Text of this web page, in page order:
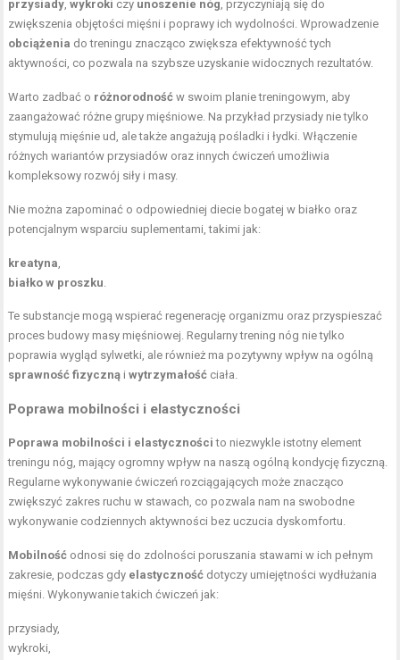
przysiady,wykroki czy unoszenie nóg, przyczyniają się do
zwiększenia objętości mięśni i poprawy ich wydolności. Wprowadzenie
obciążenia do treningu znacząco zwiększa efektywność tych
aktywności, co pozwala na szybsze uzyskanie widocznych rezultatów.
Warto zadbać o różnorodność w swoim planie treningowym, aby
zaangażować różne grupy mięśniowe. Na przykład przysiady nie tylko
stymulują mięśnie ud, ale także angażują pośladki i łydki. Włączenie
różnych wariantów przysiadów oraz innych ćwiczeń umożliwia
kompleksowy rozwój siły i masy.
Nie można zapominać o odpowiedniej diecie bogatej w białko oraz
potencjalnym wsparciu suplementami, takimi jak:
kreatyna,
białko w proszku.
Te substancje mogą wspierać regenerację organizmu oraz przyspieszać
proces budowy masy mięśniowej. Regularny trening nóg nie tylko
poprawia wygląd sylwetki, ale również ma pozytywny wpływ na ogólną
sprawność fizyczną iwytrzymałość ciała.
Poprawa mobilności i elastyczności
Poprawa mobilności i elastyczności to niezwykle istotny element
treningu nóg, mający ogromny wpływ na naszą ogólną kondycję fizyczną.
Regularne wykonywanie ćwiczeń rozciągających może znacząco
zwiększyć zakres ruchu w stawach, co pozwala nam na swobodne
wykonywanie codziennych aktywności bez uczucia dyskomfortu.
Mobilność odnosi się do zdolności poruszania stawami w ich pełnym
zakresie, podczas gdy elastyczność dotyczy umiejętności wydłużania
mięśni. Wykonywanie takich ćwiczeń jak:
przysiady,
wykroki,